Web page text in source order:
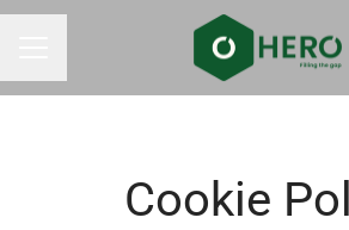
Cookie